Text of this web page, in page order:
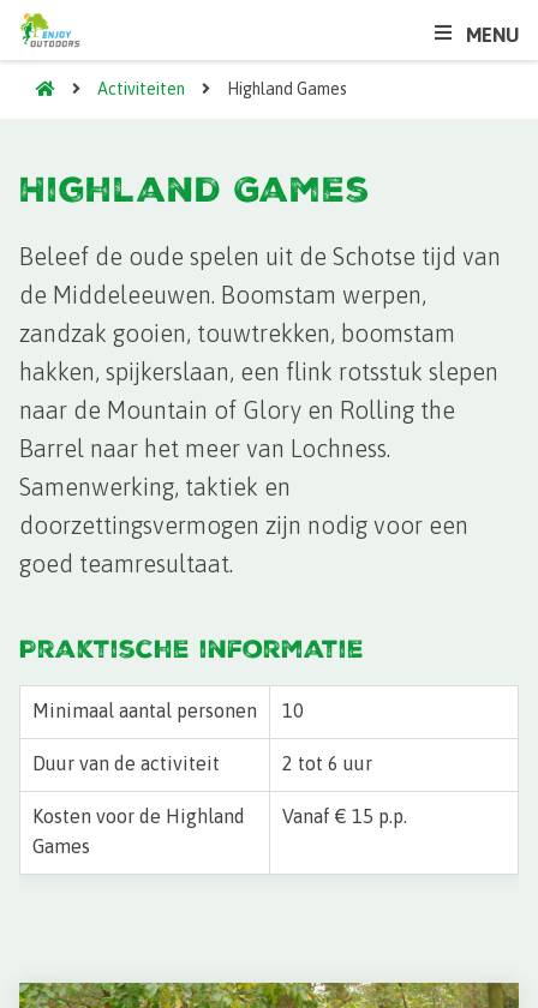
MENU
Activiteiten Highland Games
Highland Games
Beleef de oude spelen uit de Schotse tijd van
de Middeleeuwen. Boomstam werpen,
zandzak gooien, touwtrekken, boomstam
hakken, spijkerslaan, een flink rotsstuk slepen
naar de Mountain of Glory en Rolling the
Barrel naar het meer van Lochness.
Samenwerking, taktiek en
doorzettingsvermogen zijn nodig voor een
goed teamresultaat.
Praktische informatie
Minimaal aantal personen 10
Duur van de activiteit 2 tot 6 uur
Kosten voor de Highland
Games
Vanaf € 15 p.p.